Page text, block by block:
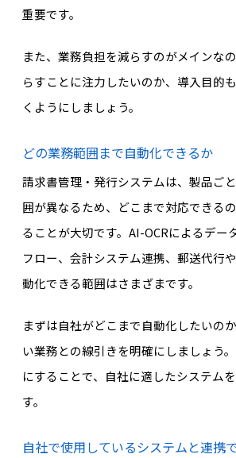
重要です。
また、業務負担を減らすのがメインな
らすことに注力したいのか、導入目的
くようにしましょう。
どの業務範囲まで自動化できるか
請求書管理・発行システムは、製品ご
囲が異なるため、どこまで対応できる
ることが大切です。AI-OCRによるデー
フロー、会計システム連携、郵送代行
動化できる範囲はさまざまです。
まずは自社がどこまで自動化したいの
い業務との線引きを明確にしましょう
にすることで、自社に適したシステム
す。
自社で使用しているシステムと連携